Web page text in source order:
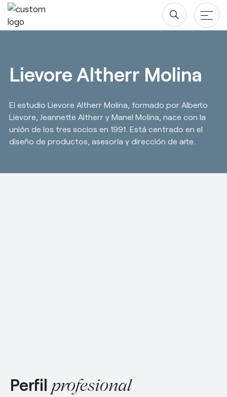
Saltar
contenido
Productos
Almacenaje
Paneles Separadores
Compañía
Blog y newsroom
Descargas
Lievore Altherr Molina
El estudio Lievore Altherr Molina, formado por Alberto
Lievore, Jeannette Altherr y Manel Molina, nace con la
unión de los tres socios en 1991. Está centrado en el
diseño de productos, asesoría y dirección de arte.
Perfil profesional